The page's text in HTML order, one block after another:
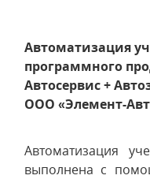
Автоматизация
программного
Автосервис +
ООО «Элемент-
Автоматизация
выполнена с